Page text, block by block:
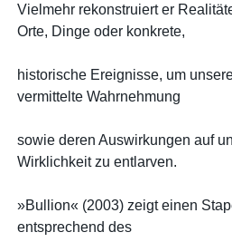
Vielmehr rekonstruiert er
Orte, Dinge oder konkrete,
historische Ereignisse, um
vermittelte Wahrnehmung
sowie deren Auswirkungen auf
Wirklichkeit zu entlarven.
»Bullion« (2003) zeigt einen
entsprechend des